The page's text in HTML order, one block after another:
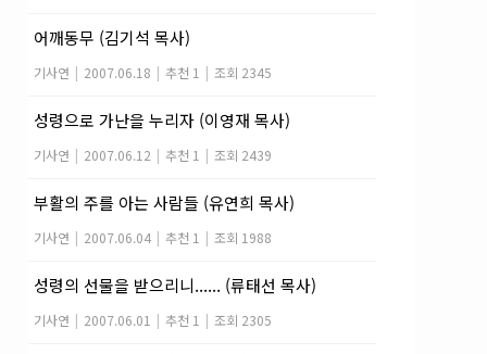
어깨동무 (김기석 목사)
기사연 | 2007.06.18 | 추천 1 | 조회 2345
성령으로 가난을 누리자 (이영재 목사)
기사연 | 2007.06.12 | 추천 1 | 조회 2439
부활의 주를 아는 사람들 (유연희 목사)
기사연 | 2007.06.04 | 추천 1 | 조회 1988
성령의 선물을 받으리니...... (류태선 목사)
기사연 | 2007.06.01 | 추천 1 | 조회 2305